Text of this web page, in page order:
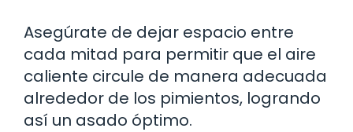
Asegúrate de dejar espacio entre
cada mitad para permitir que el aire
caliente circule de manera adecuada
alrededor de los pimientos, logrando
así un asado óptimo.